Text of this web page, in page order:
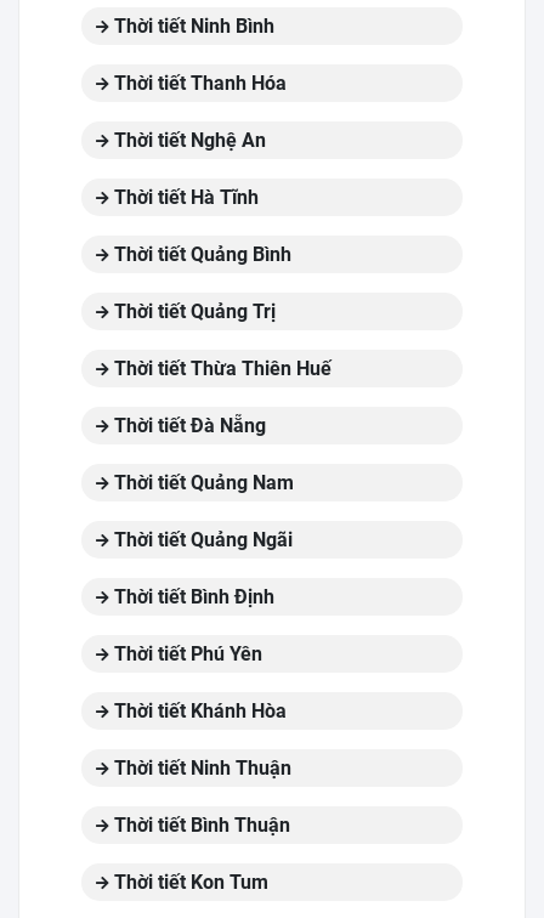
Thời tiết Ninh Bình
Thời tiết Thanh Hóa
Thời tiết Nghệ An
Thời tiết Hà Tĩnh
Thời tiết Quảng Bình
Thời tiết Quảng Trị
Thời tiết Thừa Thiên Huế
Thời tiết Đà Nẵng
Thời tiết Quảng Nam
Thời tiết Quảng Ngãi
Thời tiết Bình Định
Thời tiết Phú Yên
Thời tiết Khánh Hòa
Thời tiết Ninh Thuận
Thời tiết Bình Thuận
Thời tiết Kon Tum